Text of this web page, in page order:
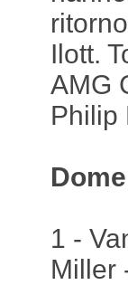
Ilott.
AMG
Philip
1 -
Miller